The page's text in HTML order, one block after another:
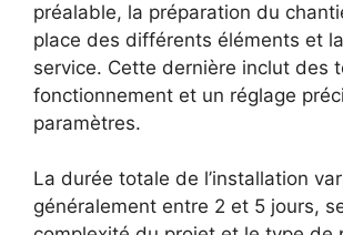
préalable, la préparation du
place des différents éléments et
service. Cette dernière inclut des
fonctionnement et un réglage
paramètres.
La durée totale de l’installation
généralement entre 2 et 5 jours,